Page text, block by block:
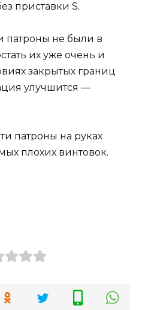
приставки S.
патроны не были в
их уже очень и
закрытых границ
улучшится —
патроны на руках
плохих винтовок.